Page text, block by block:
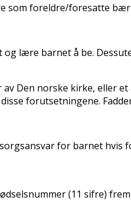
som foreldre/foresatte
lære barnet å be.
Den norske kirke, eller
forutsetningene.
for barnet hvis
(11 sifre)